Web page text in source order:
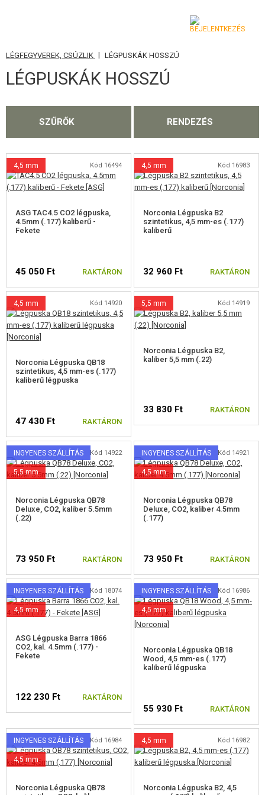
KATEGÓRIA
AIRSOFT FEGYVEREK
LÉGPUSKÁK HOSSZÚ
LÉGPISZTOLYOK
LÉGREVOLVEREK
LÉGIFEGYVER-TARTÁLYOK
TARTOZÉKOK LÉGFEGYVEREKHEZ
GRÁNÁTVETŐK, GRÁNÁTOK
LÖVEDÉK, GÁZ
AKKUMULÁTOROK, TÖLTŐK
FELSZERELÉS, EGYENRUHA, TOKOK
ÁLCÁZÁS, FESTÉK, SZALAG
KIEGÉSZÍTŐK, HORDSZÍJAK
FEGYVER JAVÍTÁS ÉS KARBANTARTÁS
ÖNVÉDELMI FELSZERELÉSEK, KÉPZÉS, KÉSEK
OUTDOOR, BUSHCRAFT
REKLÁM TÁRGYAK
SÉRÜLT, HASZNÁLT ÁRUK
HÍREK
LÉGFEGYVEREK, CSÚZLIK | LÉGPUSKÁK HOSSZÚ
LÉGPUSKÁK HOSSZÚ
SZŰRŐK RENDEZÉS
4,5 mm Kód 16494
ASG TAC4.5 CO2 légpuska,
4.5mm (.177) kaliberű -
Fekete
45 050 Ft RAKTÁRON
4,5 mm Kód 16983
Norconia Légpuska B2
szintetikus, 4,5 mm-es (.177)
kaliberű
32 960 Ft RAKTÁRON
4,5 mm Kód 14920
Norconia Légpuska QB18
szintetikus, 4,5 mm-es (.177)
kaliberű légpuska
47 430 Ft RAKTÁRON
5,5 mm Kód 14919
Norconia Légpuska B2,
kaliber 5,5 mm (.22)
33 830 Ft RAKTÁRON
INGYENES SZÁLLÍTÁS
5,5 mm
Kód 14922
Norconia Légpuska QB78
Deluxe, CO2, kaliber 5.5mm
(.22)
73 950 Ft RAKTÁRON
INGYENES SZÁLLÍTÁS
4,5 mm
Kód 14921
Norconia Légpuska QB78
Deluxe, CO2, kaliber 4.5mm
(.177)
73 950 Ft RAKTÁRON
INGYENES SZÁLLÍTÁS
4,5 mm
Kód 18074
ASG Légpuska Barra 1866
CO2, kal. 4.5mm (.177) -
Fekete
122 230 Ft RAKTÁRON
INGYENES SZÁLLÍTÁS
4,5 mm
Kód 16986
Norconia Légpuska QB18
Wood, 4,5 mm-es (.177)
kaliberű légpuska
55 930 Ft RAKTÁRON
INGYENES SZÁLLÍTÁS
4,5 mm
Kód 16984
Norconia Légpuska QB78
4,5 mm Kód 16982
Norconia Légpuska B2, 4,5